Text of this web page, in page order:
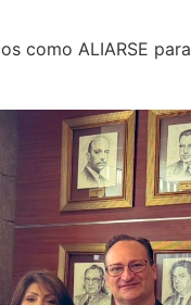
como ALIARSE para